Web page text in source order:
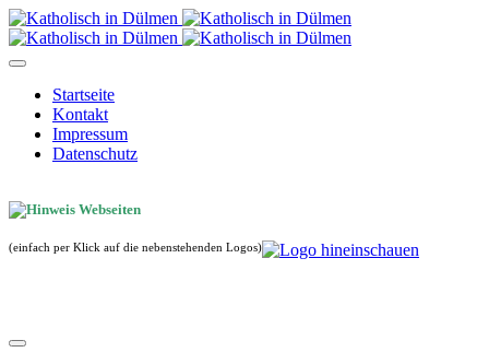
Startseite
Kontakt
Impressum
Datenschutz
(einfach per Klick auf die nebenstehenden Logos)